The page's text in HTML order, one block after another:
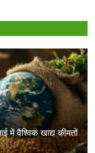
में वैश्विक खाद्य कीमतों